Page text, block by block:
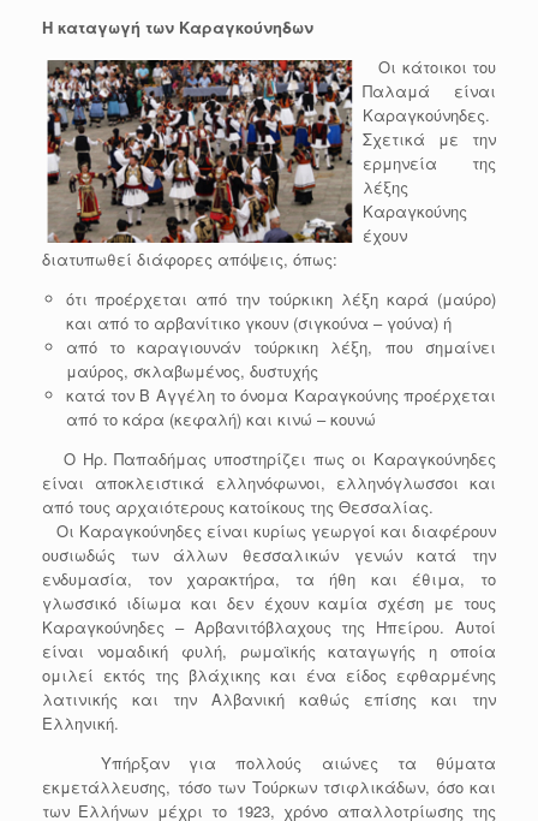
Η καταγωγή των Καραγκούνηδων
Οι κάτοικοι του
Παλαμά είναι
Καραγκούνηδες.
Σχετικά με την
ερμηνεία της
λέξης
Καραγκούνης
έχουν
διατυπωθεί διάφορες απόψεις, όπως:
ότι προέρχεται από την τούρκικη λέξη καρά (μαύρο)
και από το αρβανίτικο γκουν (σιγκούνα – γούνα) ή
από το καραγιουνάν τούρκικη λέξη, που σημαίνει
μαύρος, σκλαβωμένος, δυστυχής
κατά τον Β Αγγέλη το όνομα Καραγκούνης προέρχεται
από το κάρα (κεφαλή) και κινώ – κουνώ
Ο Ηρ. Παπαδήμας υποστηρίζει πως οι Καραγκούνηδες
είναι αποκλειστικά ελληνόφωνοι, ελληνόγλωσσοι και
από τους αρχαιότερους κατοίκους της Θεσσαλίας.
Οι Καραγκούνηδες είναι κυρίως γεωργοί και διαφέρουν
ουσιωδώς των άλλων θεσσαλικών γενών κατά την
ενδυμασία, τον χαρακτήρα, τα ήθη και έθιμα, το
γλωσσικό ιδίωμα και δεν έχουν καμία σχέση με τους
Καραγκούνηδες – Αρβανιτόβλαχους της Ηπείρου. Αυτοί
είναι νομαδική φυλή, ρωμαϊκής καταγωγής η οποία
ομιλεί εκτός της βλάχικης και ένα είδος εφθαρμένης
λατινικής και την Αλβανική καθώς επίσης και την
Ελληνική.
Υπήρξαν για πολλούς αιώνες τα θύματα
εκμετάλλευσης, τόσο των Τούρκων τσιφλικάδων, όσο και
των Ελλήνων μέχρι το 1923, χρόνο απαλλοτρίωσης της